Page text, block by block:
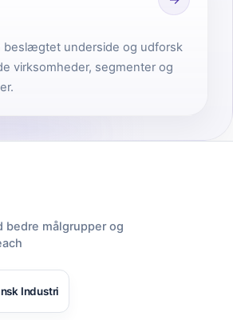
beslægtet underside og udforsk
virksomheder, segmenter og
bedre målgrupper og
Industri